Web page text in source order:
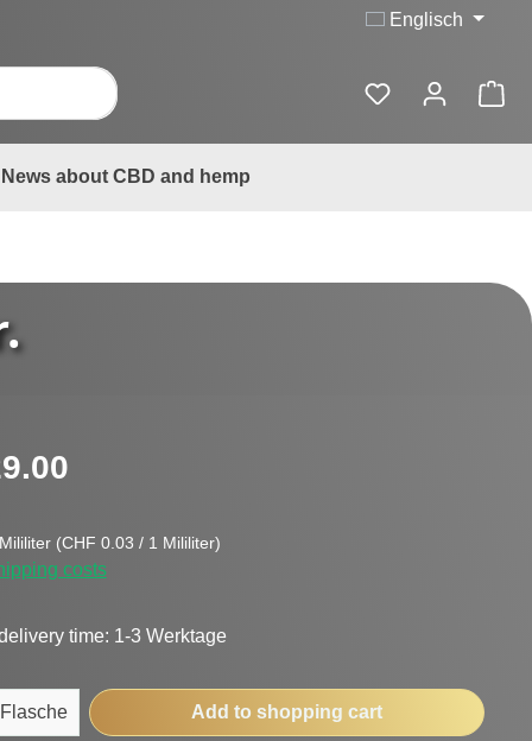
Englisch
News about CBD and hemp
(CHF 0.03 / 1 Mililiter)
costs
time: 1-3 Werktage
Enter the desired amount or
Flasche Add to shopping cart